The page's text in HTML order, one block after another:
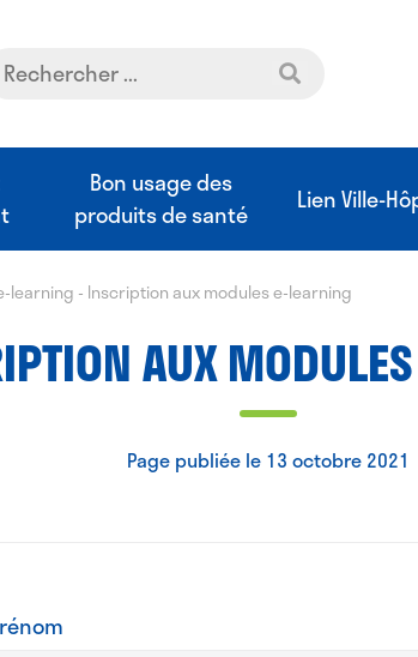
Bon usage des
produits de santé
Lien Ville-
learning - Inscription aux modules e-learning
AUX
Page publiée le 13 octobre 2021